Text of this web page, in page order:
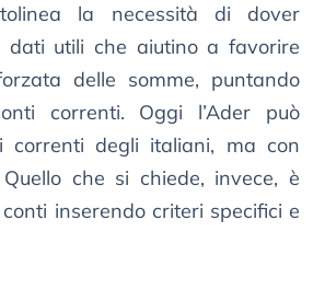
la necessità di dover
utili che aiutino a favorire
delle somme, puntando
correnti. Oggi l’Ader può
correnti degli italiani, ma con
che si chiede, invece, è
inserendo criteri specifici e